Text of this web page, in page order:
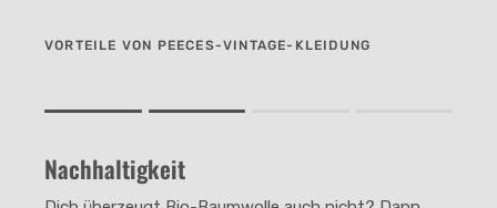
VORTEILE VON PEECES-VINTAGE-KLEIDUNG
The rating of this product for "" is 2.
Nachhaltigkeit